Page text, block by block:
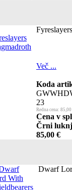
Več ...
Koda
23
Redna cena:
Cena v
Črni
85,00 €
Dwarf